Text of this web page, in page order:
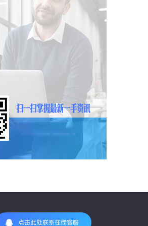
点击此处联系在线客服